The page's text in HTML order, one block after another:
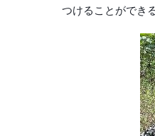
つけることができ